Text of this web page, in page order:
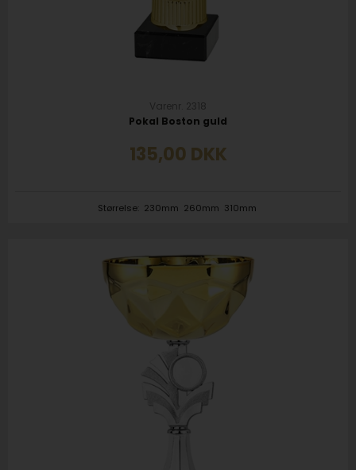
Varenr. 2318
Pokal Boston guld
135,00 DKK
Størrelse: 230mm 260mm 310mm